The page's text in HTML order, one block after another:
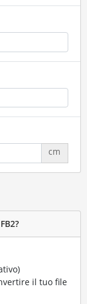
cm
il tuo file